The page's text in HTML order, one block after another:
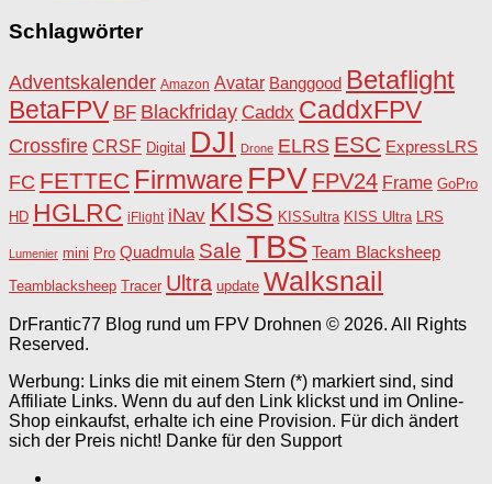
Schlagwörter
Adventskalender Amazon Avatar Banggood Betaflight
BetaFPV BF Blackfriday Caddx CaddxFPV
Crossfire CRSF Digital DJI Drone ELRS ESC ExpressLRS
FC FETTEC Firmware FPV FPV24 Frame GoPro
HD HGLRC iFlight iNav KISS KISSultra KISS Ultra LRS
Lumenier mini Pro Quadmula Sale TBS Team Blacksheep
Teamblacksheep Tracer Ultra update Walksnail
DrFrantic77 Blog rund um FPV Drohnen © 2026. All Rights
Reserved.
Werbung: Links die mit einem Stern (*) markiert sind, sind
Affiliate Links. Wenn du auf den Link klickst und im Online-
Shop einkaufst, erhalte ich eine Provision. Für dich ändert
sich der Preis nicht! Danke für den Support